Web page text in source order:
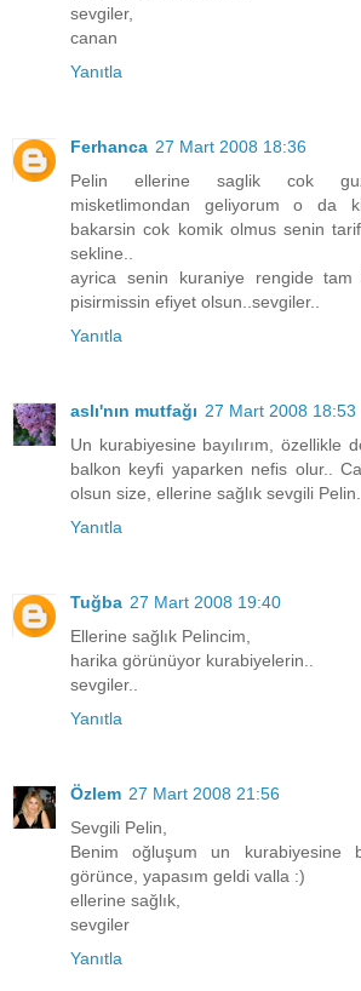
sevgiler,
canan
Yanıtla
Ferhanca 27 Mart 2008 18:36
Pelin ellerine saglik cok
misketlimondan geliyorum o da
bakarsin cok komik olmus senin
sekline..
ayrica senin kuraniye rengide
pisirmissin efiyet olsun..sevgiler..
Yanıtla
aslı'nın mutfağı 27 Mart 2008 18:53
Un kurabiyesine bayılırım, özellikle
balkon keyfi yaparken nefis olur..
olsun size, ellerine sağlık sevgili Pelin..
Yanıtla
Tuğba 27 Mart 2008 19:40
Ellerine sağlık Pelincim,
harika görünüyor kurabiyelerin..
sevgiler..
Yanıtla
Özlem 27 Mart 2008 21:56
Sevgili Pelin,
Benim oğluşum un kurabiyesine
görünce, yapasım geldi valla :)
ellerine sağlık,
sevgiler
Yanıtla